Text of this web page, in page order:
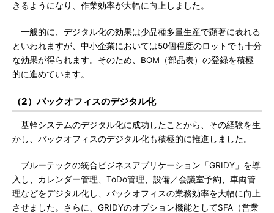
きるようになり、作業効率が大幅に向上しました。
一般的に、デジタル化の効果は少品種多量生産で顕著に表れる
といわれますが、中小企業においては50個程度のロットでも十分
な効果が得られます。そのため、BOM（部品表）の登録を積極
的に進めています。
（2）バックオフィスのデジタル化
基幹システムのデジタル化に成功したことから、その経験を生
かし、バックオフィスのデジタル化も積極的に推進しました。
ブルーテックの統合ビジネスアプリケーション「GRIDY」を導
入し、カレンダー管理、ToDo管理、設備／会議室予約、車両管
理などをデジタル化し、バックオフィスの業務効率を大幅に向上
させました。さらに、GRIDYのオプション機能としてSFA（営業